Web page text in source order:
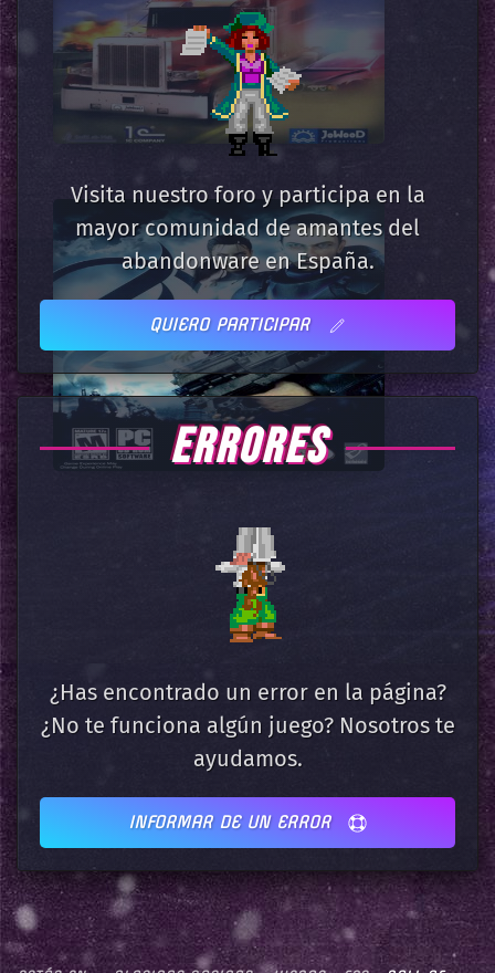
Visita nuestro foro y participa en la
mayor comunidad de amantes del
abandonware en España.
QUIERO PARTICIPAR
ERRORES
¿Has encontrado un error en la página?
¿No te funciona algún juego? Nosotros te
ayudamos.
INFORMAR DE UN ERROR